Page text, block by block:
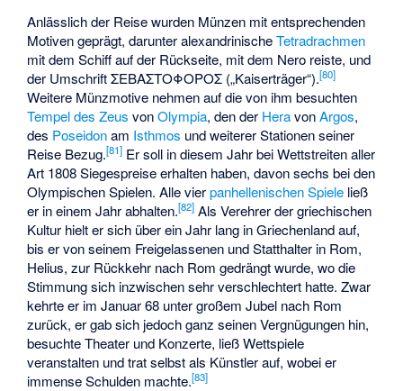
Anlässlich der Reise wurden Münzen mit entsprechenden
Motiven geprägt, darunter alexandrinischeTetradrachmen
mit dem Schiff auf der Rückseite, mit dem Nero reiste, und
der UmschriftΣΕΒΑΣΤΟΦΟΡΟΣ („Kaiserträger“).[80]
Weitere Münzmotive nehmen auf die von ihm besuchten
Tempel des Zeus vonOlympia, den der HeravonArgos,
des Poseidonam Isthmos und weiterer Stationen seiner
Reise Bezug.[81] Er soll in diesem Jahr bei Wettstreiten aller
Art 1808 Siegespreise erhalten haben, davon sechs bei den
Olympischen Spielen. Alle vierpanhellenischen Spiele ließ
er in einem Jahr abhalten.[82] Als Verehrer der griechischen
Kultur hielt er sich über ein Jahr lang in Griechenland auf,
bis er von seinem Freigelassenen und Statthalter in Rom,
Helius, zur Rückkehr nach Rom gedrängt wurde, wo die
Stimmung sich inzwischen sehr verschlechtert hatte. Zwar
kehrte er im Januar 68 unter großem Jubel nach Rom
zurück, er gab sich jedoch ganz seinen Vergnügungen hin,
besuchte Theater und Konzerte, ließ Wettspiele
veranstalten und trat selbst als Künstler auf, wobei er
immense Schulden machte.[83]